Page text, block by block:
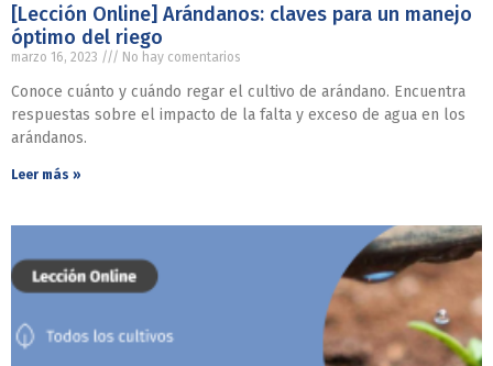
[Lección Online] Arándanos: claves para un manejo
óptimo del riego
marzo 16, 2023 No hay comentarios
Conoce cuánto y cuándo regar el cultivo de arándano. Encuentra
respuestas sobre el impacto de la falta y exceso de agua en los
arándanos.
Leer más »